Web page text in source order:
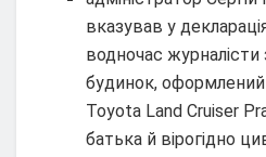
вказував у
водночас
будинок,
Toyota Land Cruiser
батька й вірогідно